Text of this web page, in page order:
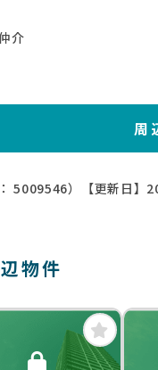
介
周
5009546） 【更新日】
物件